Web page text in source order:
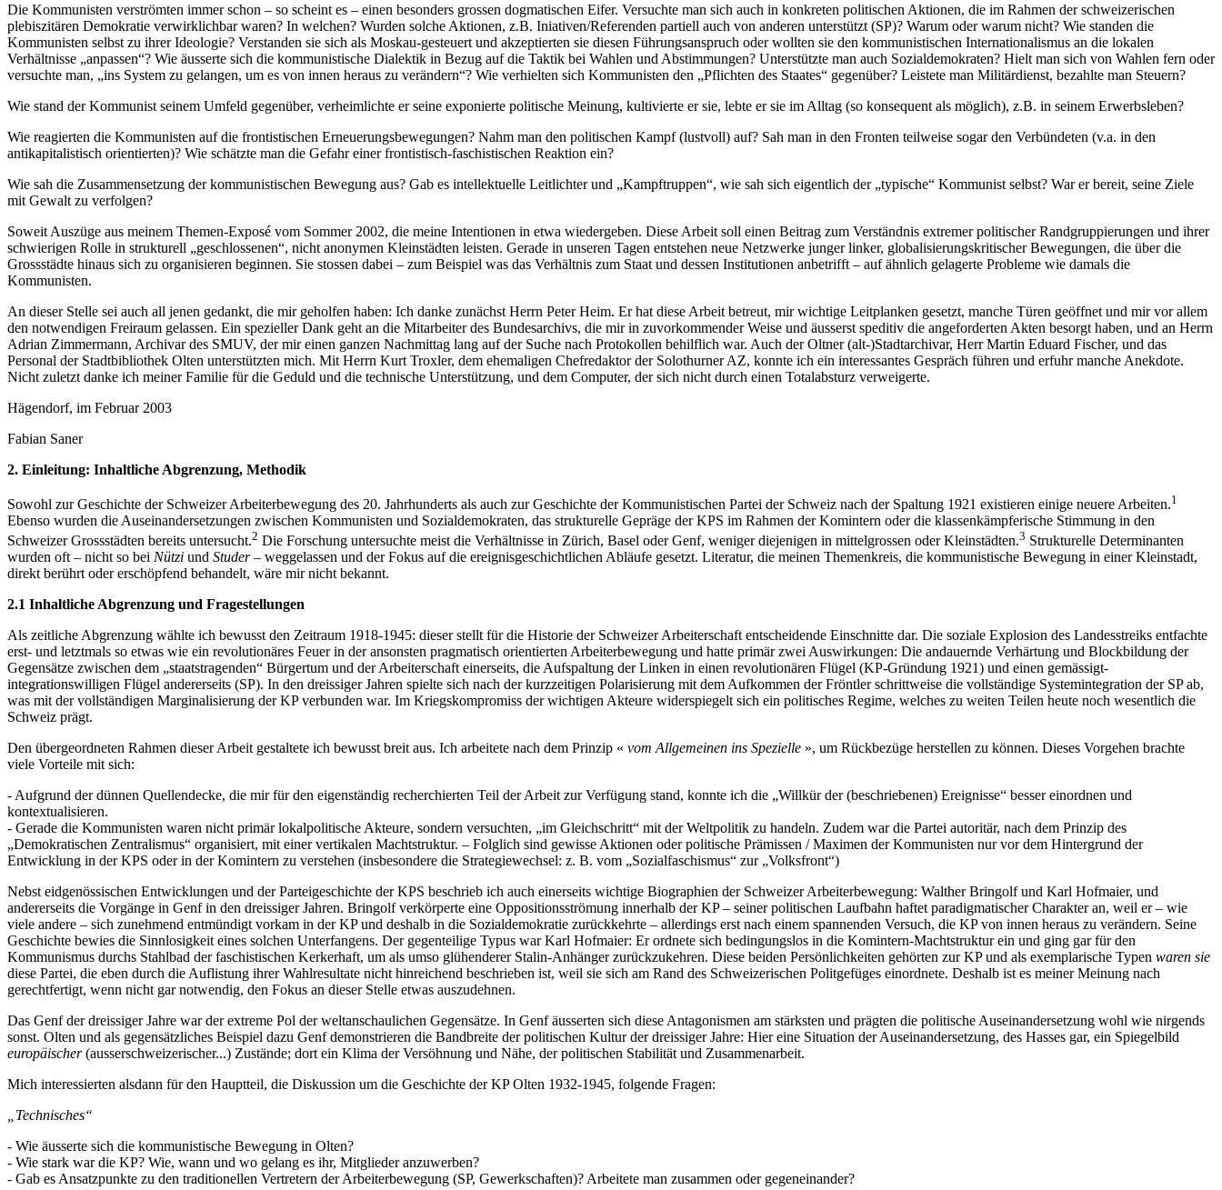
Die Kommunisten verströmten immer schon – so scheint es – einen besonders grossen dogmatischen Eifer. Versuchte man sich auch in konkreten politischen Aktionen, die im Rahmen der schweizerischen
plebiszitären Demokratie verwirklichbar waren? In welchen? Wurden solche Aktionen, z.B. Iniativen/Referenden partiell auch von anderen unterstützt (SP)? Warum oder warum nicht? Wie standen die
Kommunisten selbst zu ihrer Ideologie? Verstanden sie sich als Moskau-gesteuert und akzeptierten sie diesen Führungsanspruch oder wollten sie den kommunistischen Internationalismus an die lokalen
Verhältnisse „anpassen“? Wie äusserte sich die kommunistische Dialektik in Bezug auf die Taktik bei Wahlen und Abstimmungen? Unterstützte man auch Sozialdemokraten? Hielt man sich von Wahlen fern oder
versuchte man, „ins System zu gelangen, um es von innen heraus zu verändern“? Wie verhielten sich Kommunisten den „Pflichten des Staates“ gegenüber? Leistete man Militärdienst, bezahlte man Steuern?
Wie stand der Kommunist seinem Umfeld gegenüber, verheimlichte er seine exponierte politische Meinung, kultivierte er sie, lebte er sie im Alltag (so konsequent als möglich), z.B. in seinem Erwerbsleben?
Wie reagierten die Kommunisten auf die frontistischen Erneuerungsbewegungen? Nahm man den politischen Kampf (lustvoll) auf? Sah man in den Fronten teilweise sogar den Verbündeten (v.a. in den
antikapitalistisch orientierten)? Wie schätzte man die Gefahr einer frontistisch-faschistischen Reaktion ein?
Wie sah die Zusammensetzung der kommunistischen Bewegung aus? Gab es intellektuelle Leitlichter und „Kampftruppen“, wie sah sich eigentlich der „typische“ Kommunist selbst? War er bereit, seine Ziele
mit Gewalt zu verfolgen?
Soweit Auszüge aus meinem Themen-Exposé vom Sommer 2002, die meine Intentionen in etwa wiedergeben. Diese Arbeit soll einen Beitrag zum Verständnis extremer politischer Randgruppierungen und ihrer
schwierigen Rolle in strukturell „geschlossenen“, nicht anonymen Kleinstädten leisten. Gerade in unseren Tagen entstehen neue Netzwerke junger linker, globalisierungskritischer Bewegungen, die über die
Grossstädte hinaus sich zu organisieren beginnen. Sie stossen dabei – zum Beispiel was das Verhältnis zum Staat und dessen Institutionen anbetrifft – auf ähnlich gelagerte Probleme wie damals die
Kommunisten.
An dieser Stelle sei auch all jenen gedankt, die mir geholfen haben: Ich danke zunächst Herrn Peter Heim. Er hat diese Arbeit betreut, mir wichtige Leitplanken gesetzt, manche Türen geöffnet und mir vor allem
den notwendigen Freiraum gelassen. Ein spezieller Dank geht an die Mitarbeiter des Bundesarchivs, die mir in zuvorkommender Weise und äusserst speditiv die angeforderten Akten besorgt haben, und an Herrn
Adrian Zimmermann, Archivar des SMUV, der mir einen ganzen Nachmittag lang auf der Suche nach Protokollen behilflich war. Auch der Oltner (alt-)Stadtarchivar, Herr Martin Eduard Fischer, und das
Personal der Stadtbibliothek Olten unterstützten mich. Mit Herrn Kurt Troxler, dem ehemaligen Chefredaktor der Solothurner AZ, konnte ich ein interessantes Gespräch führen und erfuhr manche Anekdote.
Nicht zuletzt danke ich meiner Familie für die Geduld und die technische Unterstützung, und dem Computer, der sich nicht durch einen Totalabsturz verweigerte.
Hägendorf, im Februar 2003
Fabian Saner
2. Einleitung: Inhaltliche Abgrenzung, Methodik
Sowohl zur Geschichte der Schweizer Arbeiterbewegung des 20. Jahrhunderts als auch zur Geschichte der Kommunistischen Partei der Schweiz nach der Spaltung 1921 existieren einige neuere Arbeiten.1
Ebenso wurden die Auseinandersetzungen zwischen Kommunisten und Sozialdemokraten, das strukturelle Gepräge der KPS im Rahmen der Komintern oder die klassenkämpferische Stimmung in den
Schweizer Grossstädten bereits untersucht.2 Die Forschung untersuchte meist die Verhältnisse in Zürich, Basel oder Genf, weniger diejenigen in mittelgrossen oder Kleinstädten.3 Strukturelle Determinanten
wurden oft – nicht so bei Nützi und Studer– weggelassen und der Fokus auf die ereignisgeschichtlichen Abläufe gesetzt. Literatur, die meinen Themenkreis, die kommunistische Bewegung in einer Kleinstadt,
direkt berührt oder erschöpfend behandelt, wäre mir nicht bekannt.
2.1 Inhaltliche Abgrenzung und Fragestellungen
Als zeitliche Abgrenzung wählte ich bewusst den Zeitraum 1918-1945: dieser stellt für die Historie der Schweizer Arbeiterschaft entscheidende Einschnitte dar. Die soziale Explosion des Landesstreiks entfachte
erst- und letztmals so etwas wie ein revolutionäres Feuer in der ansonsten pragmatisch orientierten Arbeiterbewegung und hatte primär zwei Auswirkungen: Die andauernde Verhärtung und Blockbildung der
Gegensätze zwischen dem „staatstragenden“ Bürgertum und der Arbeiterschaft einerseits, die Aufspaltung der Linken in einen revolutionären Flügel (KP-Gründung 1921) und einen gemässigt-
integrationswilligen Flügel andererseits (SP). In den dreissiger Jahren spielte sich nach der kurzzeitigen Polarisierung mit dem Aufkommen der Fröntler schrittweise die vollständige Systemintegration der SP ab,
was mit der vollständigen Marginalisierung der KP verbunden war. Im Kriegskompromiss der wichtigen Akteure widerspiegelt sich ein politisches Regime, welches zu weiten Teilen heute noch wesentlich die
Schweiz prägt.
Den übergeordneten Rahmen dieser Arbeit gestaltete ich bewusst breit aus. Ich arbeitete nach dem Prinzip « vom Allgemeinen ins Spezielle », um Rückbezüge herstellen zu können. Dieses Vorgehen brachte
viele Vorteile mit sich:
- Aufgrund der dünnen Quellendecke, die mir für den eigenständig recherchierten Teil der Arbeit zur Verfügung stand, konnte ich die „Willkür der (beschriebenen) Ereignisse“ besser einordnen und
kontextualisieren.
- Gerade die Kommunisten waren nicht primär lokalpolitische Akteure, sondern versuchten, „im Gleichschritt“ mit der Weltpolitik zu handeln. Zudem war die Partei autoritär, nach dem Prinzip des
„Demokratischen Zentralismus“ organisiert, mit einer vertikalen Machtstruktur. – Folglich sind gewisse Aktionen oder politische Prämissen / Maximen der Kommunisten nur vor dem Hintergrund der
Entwicklung in der KPS oder in der Komintern zu verstehen (insbesondere die Strategiewechsel: z. B. vom „Sozialfaschismus“ zur „Volksfront“)
Nebst eidgenössischen Entwicklungen und der Parteigeschichte der KPS beschrieb ich auch einerseits wichtige Biographien der Schweizer Arbeiterbewegung: Walther Bringolf und Karl Hofmaier, und
andererseits die Vorgänge in Genf in den dreissiger Jahren. Bringolf verkörperte eine Oppositionsströmung innerhalb der KP – seiner politischen Laufbahn haftet paradigmatischer Charakter an, weil er – wie
viele andere – sich zunehmend entmündigt vorkam in der KP und deshalb in die Sozialdemokratie zurückkehrte – allerdings erst nach einem spannenden Versuch, die KP von innen heraus zu verändern. Seine
Geschichte bewies die Sinnlosigkeit eines solchen Unterfangens. Der gegenteilige Typus war Karl Hofmaier: Er ordnete sich bedingungslos in die Komintern-Machtstruktur ein und ging gar für den
Kommunismus durchs Stahlbad der faschistischen Kerkerhaft, um als umso glühenderer Stalin-Anhänger zurückzukehren. Diese beiden Persönlichkeiten gehörten zur KP und als exemplarische Typen waren sie
diese Partei, die eben durch die Auflistung ihrer Wahlresultate nicht hinreichend beschrieben ist, weil sie sich am Rand des Schweizerischen Politgefüges einordnete. Deshalb ist es meiner Meinung nach
gerechtfertigt, wenn nicht gar notwendig, den Fokus an dieser Stelle etwas auszudehnen.
Das Genf der dreissiger Jahre war der extreme Pol der weltanschaulichen Gegensätze. In Genf äusserten sich diese Antagonismen am stärksten und prägten die politische Auseinandersetzung wohl wie nirgends
sonst. Olten und als gegensätzliches Beispiel dazu Genf demonstrieren die Bandbreite der politischen Kultur der dreissiger Jahre: Hier eine Situation der Auseinandersetzung, des Hasses gar, ein Spiegelbild
europäischer(ausserschweizerischer...) Zustände; dort ein Klima der Versöhnung und Nähe, der politischen Stabilität und Zusammenarbeit.
Mich interessierten alsdann für den Hauptteil, die Diskussion um die Geschichte der KP Olten 1932-1945, folgende Fragen:
„Technisches“
- Wie äusserte sich die kommunistische Bewegung in Olten?
- Wie stark war die KP? Wie, wann und wo gelang es ihr, Mitglieder anzuwerben?
- Gab es Ansatzpunkte zu den traditionellen Vertretern der Arbeiterbewegung (SP, Gewerkschaften)? Arbeitete man zusammen oder gegeneinander?